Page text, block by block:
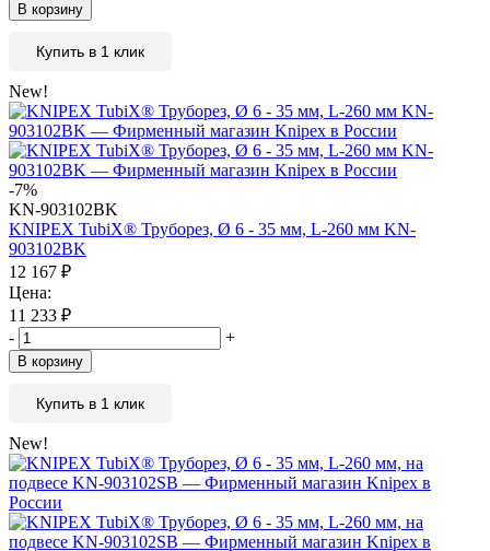
В корзину
Купить в 1 клик
New!
-7%
KN-903102BK
KNIPEX TubiX® Труборез, Ø 6 - 35 мм, L-260 мм KN-
903102BK
12 167 ₽
Цена:
11 233 ₽
-
+
В корзину
Купить в 1 клик
New!